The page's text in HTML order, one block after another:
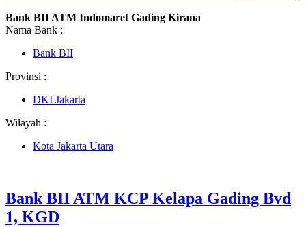
Bank BII ATM Indomaret Gading Kirana
Nama Bank :
Bank BII
Provinsi :
DKI Jakarta
Wilayah :
Kota Jakarta Utara
Bank BII ATM KCP Kelapa Gading Bvd
1, KGD